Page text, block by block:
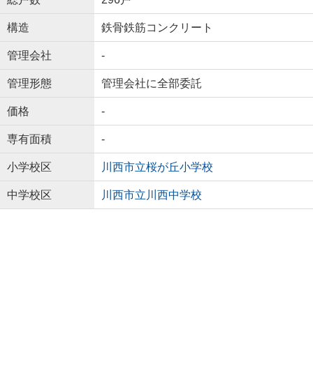
構造 鉄骨鉄筋コンクリート
管理会社 -
管理形態 管理会社に全部委託
価格 -
専有面積 -
小学校区 川西市立桜が丘小学校
中学校区 川西市立川西中学校